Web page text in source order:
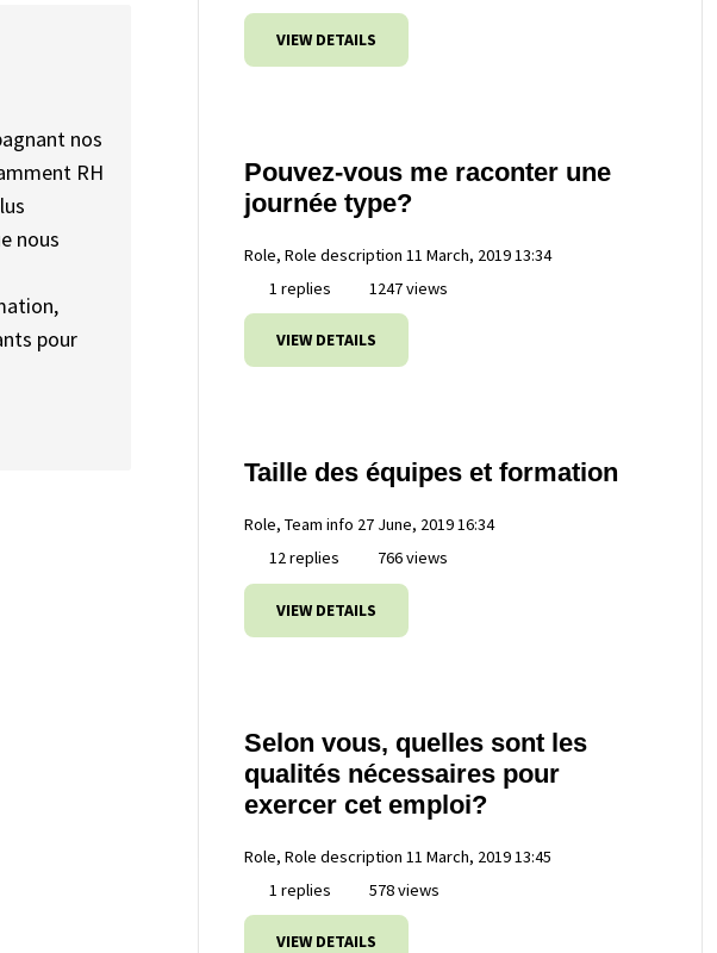
nos
RH
nous
pour
VIEW DETAILS
Pouvez-vous me raconter une
journée type?
Role, Role description 11 March, 2019 13:34
1 replies
1247 views
VIEW DETAILS
Taille des équipes et formation
Role, Team info 27 June, 2019 16:34
12 replies
766 views
VIEW DETAILS
Selon vous, quelles sont les
qualités nécessaires pour
exercer cet emploi?
Role, Role description 11 March, 2019 13:45
1 replies
578 views
VIEW DETAILS